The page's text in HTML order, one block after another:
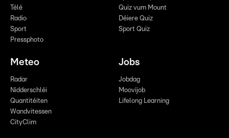
Télé
Radio
Sport
Pressphoto
Quiz vum Mount
Déiere Quiz
Sport Quiz
Meteo
Radar
Nidderschléi
Quantitéiten
Wandvitessen
CityClim
Jobs
Jobdag
Moovijob
Lifelong Learning